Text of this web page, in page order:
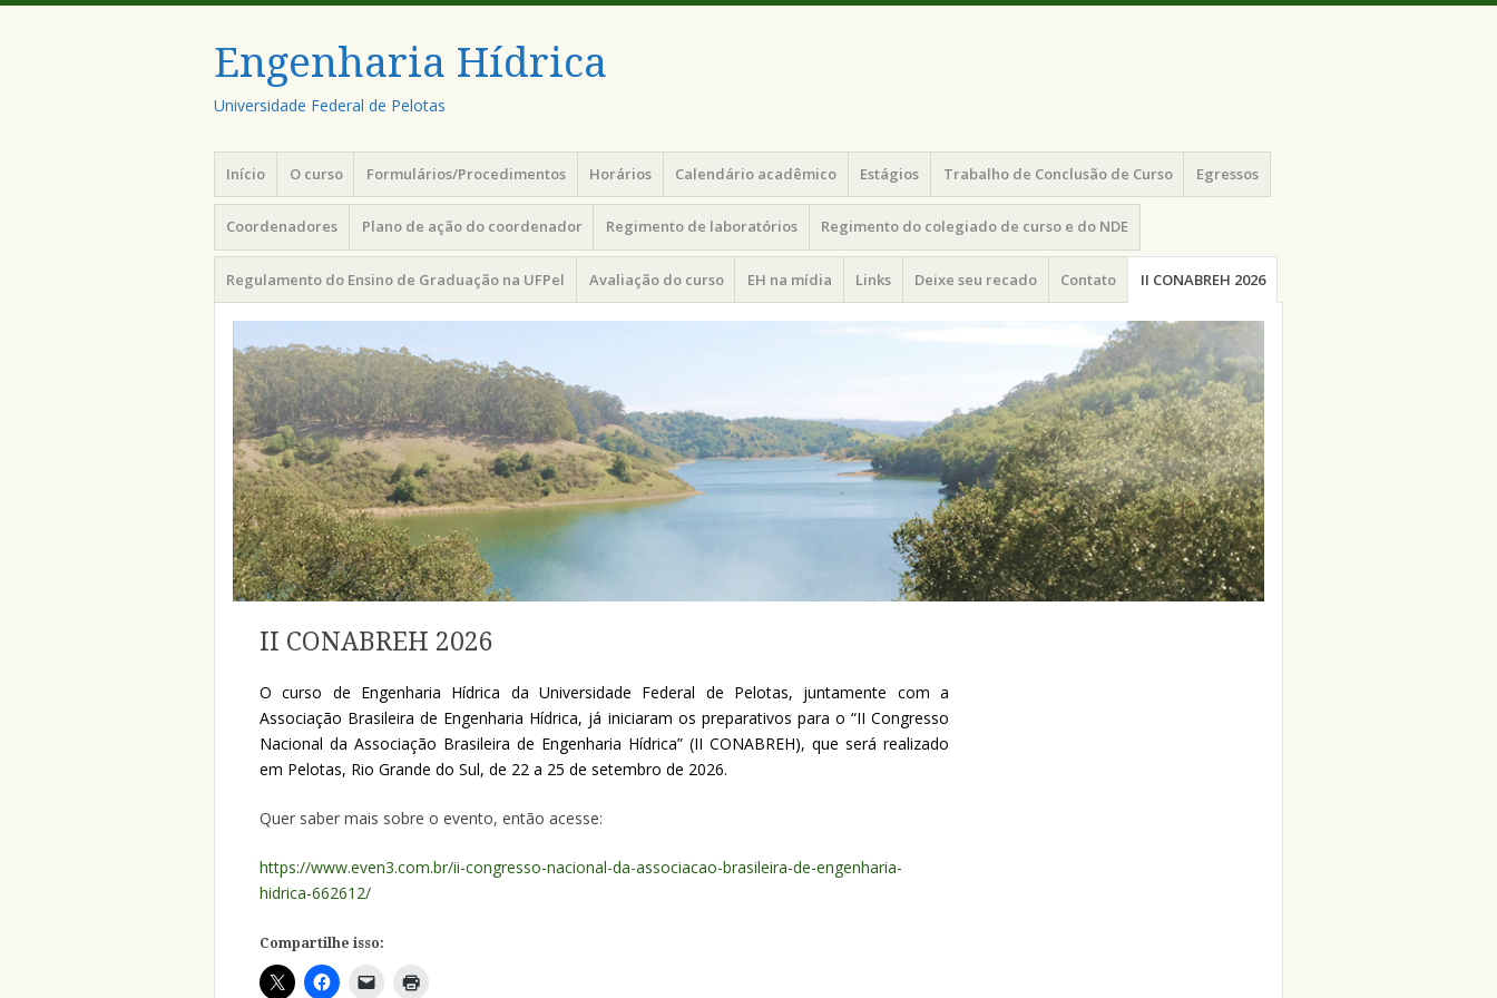
Engenharia Hídrica
Universidade Federal de Pelotas
Menu
Pular
para
o
conteúdo
Início O curso Formulários/Procedimentos Horários Calendário acadêmico Estágios Trabalho de Conclusão de Curso Egressos
Coordenadores Plano de ação do coordenador Regimento de laboratórios Regimento do colegiado de curso e do NDE
Regulamento do Ensino de Graduação na UFPel Avaliação do curso EH na mídia Links Deixe seu recado Contato II CONABREH 2026
II CONABREH 2026
O curso de Engenharia Hídrica da Universidade Federal de Pelotas, juntamente com a
Associação Brasileira de Engenharia Hídrica, já iniciaram os preparativos para o “II Congresso
Nacional da Associação Brasileira de Engenharia Hídrica” (II CONABREH), que será realizado
em Pelotas, Rio Grande do Sul, de 22 a 25 de setembro de 2026.
Quer saber mais sobre o evento, então acesse:
https://www.even3.com.br/ii-congresso-nacional-da-associacao-brasileira-de-engenharia-
hidrica-662612/
Compartilhe isso: